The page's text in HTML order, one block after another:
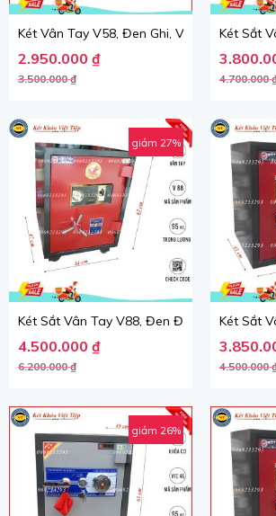
Két Vân Tay V58, Đen Ghi, Việt Tiệp, nặng
3.500.000₫
Giá gốc là: 3.500.000 ₫.
2.950.000 ₫
Giá hiện tại là: 2.950.000 ₫.
Két Sắt
4.700.000
Giá gốc
Giá hiện
giảm 27%
Két Sắt Vân Tay V88, Đen Đỏ, Việt Tiệp,
6.200.000₫
Giá gốc là: 6.200.000 ₫.
4.500.000 ₫
Giá hiện tại là: 4.500.000 ₫.
Két Sắt
4.500.000
Giá gốc
Giá hiện
giảm 26%